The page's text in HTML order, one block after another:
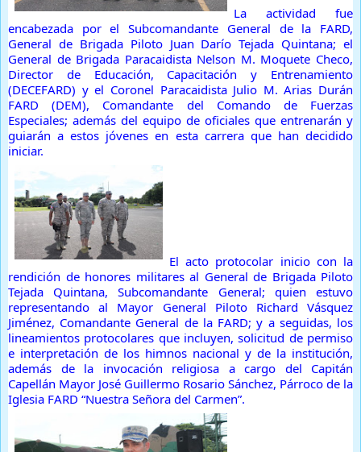
La actividad fue
encabezada por el Subcomandante General de la FARD,
General de Brigada Piloto Juan Darío Tejada Quintana; el
General de Brigada Paracaidista Nelson M. Moquete Checo,
Director de Educación, Capacitación y Entrenamiento
(DECEFARD) y el Coronel Paracaidista Julio M. Arias Durán
FARD (DEM), Comandante del Comando de Fuerzas
Especiales; además del equipo de oficiales que entrenarán y
guiarán a estos jóvenes en esta carrera que han decidido
iniciar.
El acto protocolar inicio con la
rendición de honores militares al General de Brigada Piloto
Tejada Quintana, Subcomandante General; quien estuvo
representando al Mayor General Piloto Richard Vásquez
Jiménez, Comandante General de la FARD; y a seguidas, los
lineamientos protocolares que incluyen, solicitud de permiso
e interpretación de los himnos nacional y de la institución,
además de la invocación religiosa a cargo del Capitán
Capellán Mayor José Guillermo Rosario Sánchez, Párroco de la
Iglesia FARD “Nuestra Señora del Carmen”.